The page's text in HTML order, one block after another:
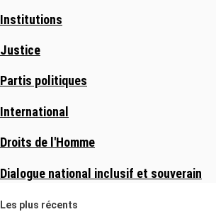
Institutions
Justice
Partis politiques
International
Droits de l'Homme
Dialogue national inclusif et souverain
Les plus récents